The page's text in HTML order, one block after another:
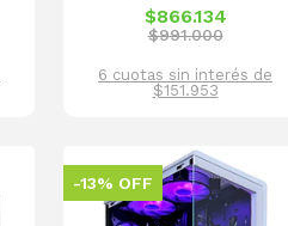
$866.134
$991.000
6 cuotas sin interés de
$151.953
-13% OFF